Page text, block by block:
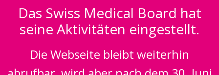
Das Swiss Medical Board hat
seine Aktivitäten eingestellt.
Die Webseite bleibt weiterhin